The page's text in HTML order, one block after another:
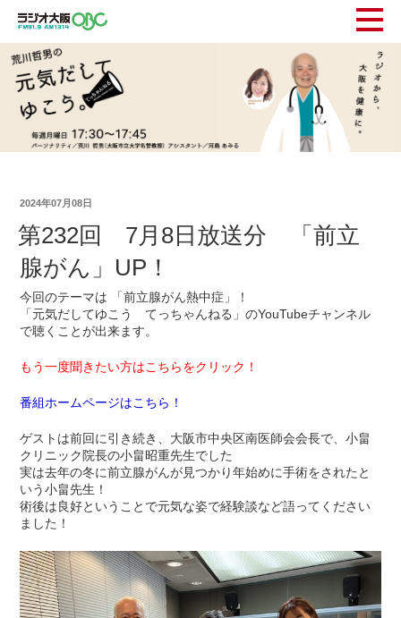
2024年07月08日
第232回 7月8日放送分 「前立
腺がん」UP！
今回のテーマは 「前立腺がん熱中症」！
「元気だしてゆこう てっちゃんねる」のYouTubeチャンネル
で聴くことが出来ます。
もう一度聞きたい方はこちらをクリック！
番組ホームページはこちら！
ゲストは前回に引き続き、大阪市中央区南医師会会長で、小畠
クリニック院長の小畠昭重先生でした
実は去年の冬に前立腺がんが見つかり年始めに手術をされたと
いう小畠先生！
術後は良好ということで元気な姿で経験談など語ってください
ました！